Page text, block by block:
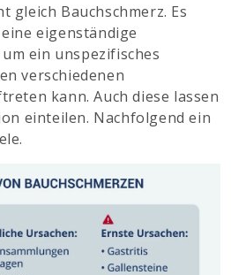
gleich Bauchschmerz. Es
eigenständige
ein unspezifisches
verschiedenen
kann. Auch diese lassen
einteilen. Nachfolgend ein